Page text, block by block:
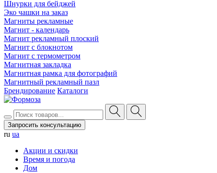
Шнурки для бейджей
Эко чашки на заказ
Магниты рекламные
Магнит - календарь
Магнит рекламный плоский
Магнит с блокнотом
Магнит с термометром
Магнитная закладка
Магнитная рамка для фотографий
Магнитный рекламный пазл
Брендирование Каталоги
Запросить консультацию
ru ua
Акции и скидки
Время и погода
Дом